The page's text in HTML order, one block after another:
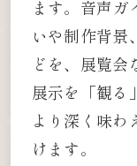
ます。音声
いや制作背景
どを、展覧会
展示を「観る
より深く味わ
けます。